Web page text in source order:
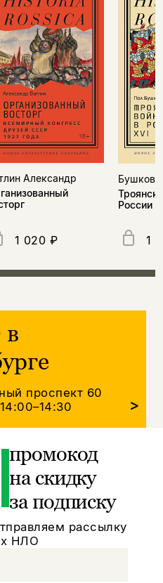
Александр
1 020 ₽
России
1
проспект 60
>
промокод
на скидку
за подписку
рассылку
НЛО